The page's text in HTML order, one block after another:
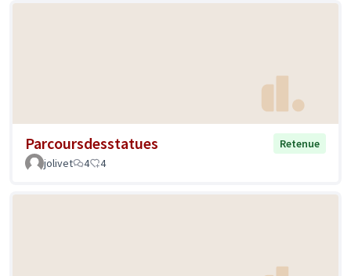
Parcoursdesstatues
Retenue
jolivet
4 4